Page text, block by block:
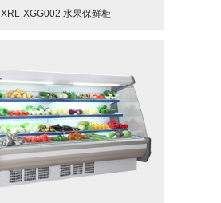
XRL-XGG002 水果保鲜柜